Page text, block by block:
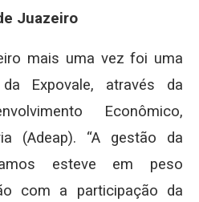
Juazeiro
mais uma vez foi uma
Expovale, através da
Econômico,
(Adeap). “A gestão da
esteve em peso
com a participação da